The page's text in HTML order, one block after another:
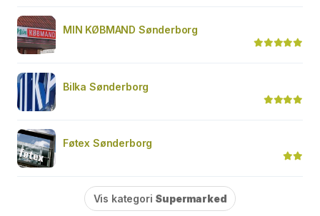
MIN KØBMAND Sønderborg
Bilka Sønderborg
Føtex Sønderborg
Vis kategori Supermarked